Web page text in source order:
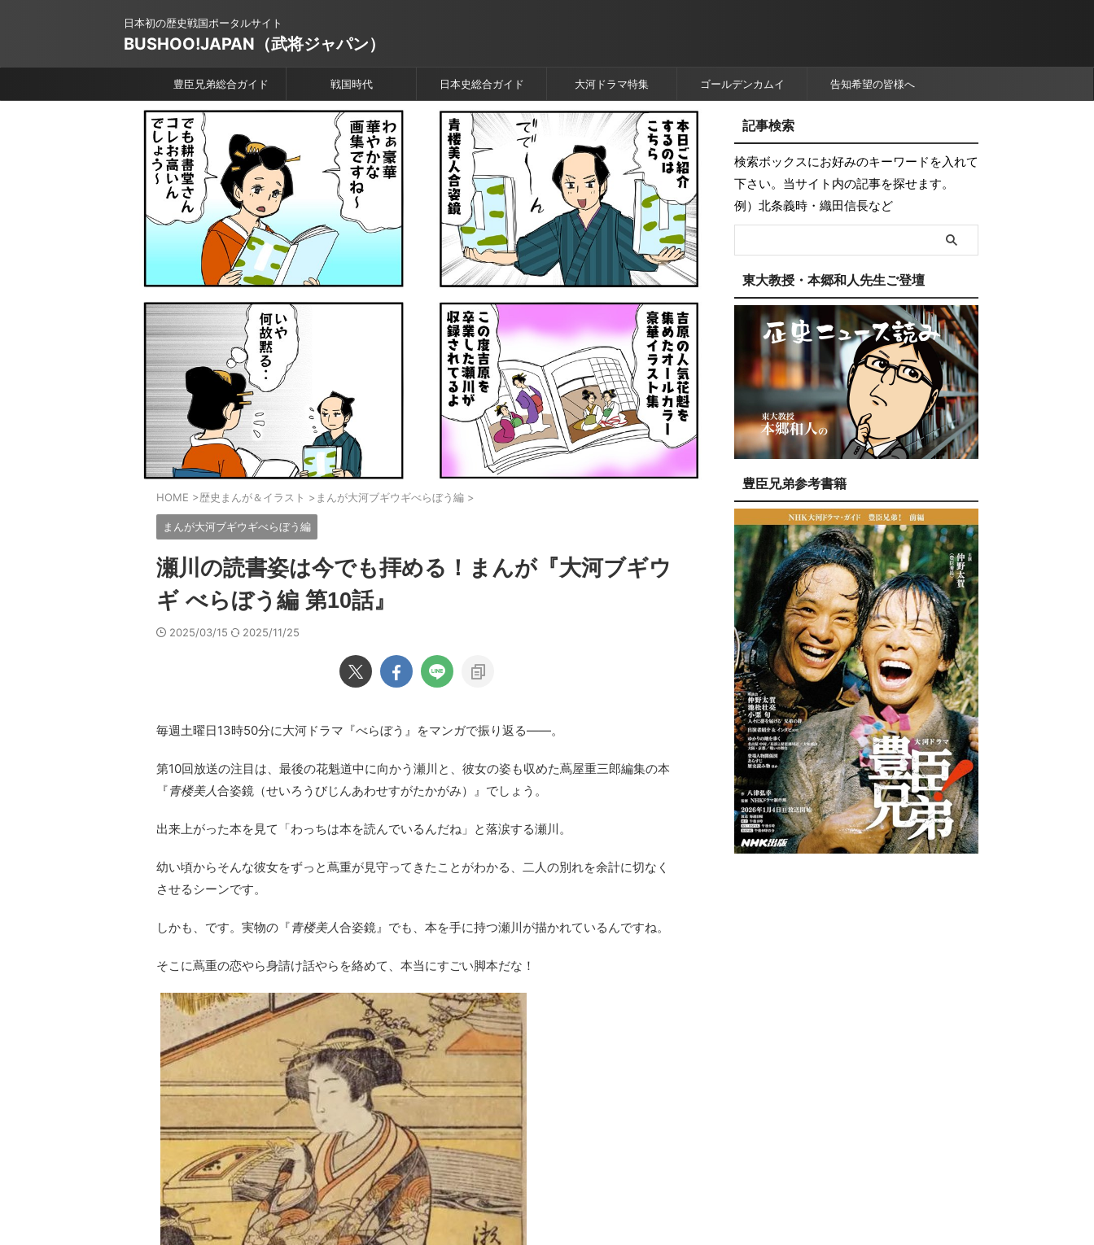
日本初の歴史戦国ポータルサイト
BUSHOO!JAPAN（武将ジャパン）
豊臣兄弟総合ガイド 戦国時代 日本史総合ガイド 大河ドラマ特集 ゴールデンカムイ 告知希望の皆様へ
HOME >歴史まんが＆イラスト > まんが大河ブギウギべらぼう編 >
まんが大河ブギウギべらぼう編
瀬川の読書姿は今でも拝める！まんが『大河ブギウ
ギ べらぼう編 第10話』
2025/03/15 2025/11/25
毎週土曜日13時50分に大河ドラマ『べらぼう』をマンガで振り返る――。
第10回放送の注目は、最後の花魁道中に向かう瀬川と、彼女の姿も収めた蔦屋重三郎編集の本
『青楼美人合姿鏡（せいろうびじんあわせすがたかがみ）』でしょう。
出来上がった本を見て「わっちは本を読んでいるんだね」と落涙する瀬川。
幼い頃からそんな彼女をずっと蔦重が見守ってきたことがわかる、二人の別れを余計に切なく
させるシーンです。
しかも、です。実物の『青楼美人合姿鏡』でも、本を手に持つ瀬川が描かれているんですね。
そこに蔦重の恋やら身請け話やらを絡めて、本当にすごい脚本だな！
記事検索
検索ボックスにお好みのキーワードを入れて
下さい。当サイト内の記事を探せます。
例）北条義時・織田信長など
東大教授・本郷和人先生ご登壇
豊臣兄弟参考書籍